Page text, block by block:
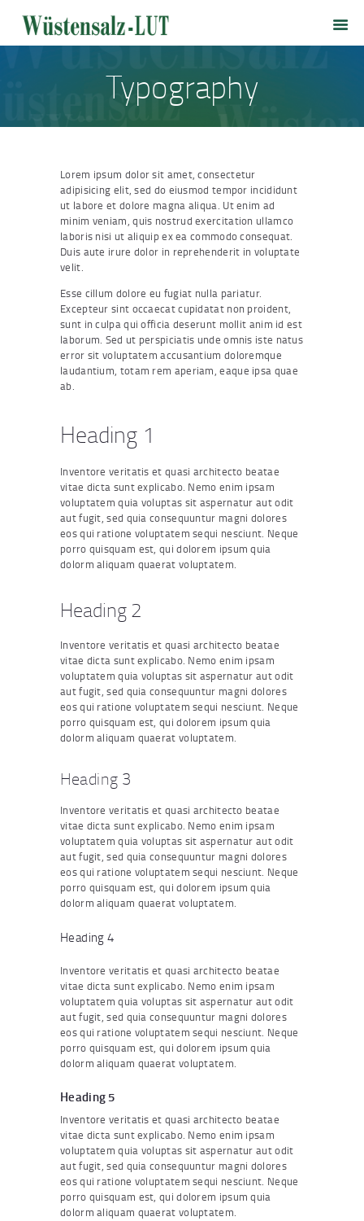
Typography
HOME
WÜSTENSALZ-LUT
PRODUKTE
PREISLISTE
KONTAKT
Lorem ipsum dolor sit amet, consectetur
adipisicing elit, sed do eiusmod tempor incididunt
ut labore et dolore magna aliqua. Ut enim ad
minim veniam, quis nostrud exercitation ullamco
laboris nisi ut aliquip ex ea commodo consequat.
Duis aute irure dolor in reprehenderit in voluptate
velit.
Esse cillum dolore eu fugiat nulla pariatur.
Excepteur sint occaecat cupidatat non proident,
sunt in culpa qui officia deserunt mollit anim id est
laborum. Sed ut perspiciatis unde omnis iste natus
error sit voluptatem accusantium doloremque
laudantium, totam rem aperiam, eaque ipsa quae
ab.
Heading 1
Inventore veritatis et quasi architecto beatae
vitae dicta sunt explicabo. Nemo enim ipsam
voluptatem quia voluptas sit aspernatur aut odit
aut fugit, sed quia consequuntur magni dolores
eos qui ratione voluptatem sequi nesciunt. Neque
porro quisquam est, qui dolorem ipsum quia
dolorm aliquam quaerat voluptatem.
Heading 2
Inventore veritatis et quasi architecto beatae
vitae dicta sunt explicabo. Nemo enim ipsam
voluptatem quia voluptas sit aspernatur aut odit
aut fugit, sed quia consequuntur magni dolores
eos qui ratione voluptatem sequi nesciunt. Neque
porro quisquam est, qui dolorem ipsum quia
dolorm aliquam quaerat voluptatem.
Heading 3
Inventore veritatis et quasi architecto beatae
vitae dicta sunt explicabo. Nemo enim ipsam
voluptatem quia voluptas sit aspernatur aut odit
aut fugit, sed quia consequuntur magni dolores
eos qui ratione voluptatem sequi nesciunt. Neque
porro quisquam est, qui dolorem ipsum quia
dolorm aliquam quaerat voluptatem.
Heading 4
Inventore veritatis et quasi architecto beatae
vitae dicta sunt explicabo. Nemo enim ipsam
voluptatem quia voluptas sit aspernatur aut odit
aut fugit, sed quia consequuntur magni dolores
eos qui ratione voluptatem sequi nesciunt. Neque
porro quisquam est, qui dolorem ipsum quia
dolorm aliquam quaerat voluptatem.
Heading 5
Inventore veritatis et quasi architecto beatae
vitae dicta sunt explicabo. Nemo enim ipsam
voluptatem quia voluptas sit aspernatur aut odit
aut fugit, sed quia consequuntur magni dolores
eos qui ratione voluptatem sequi nesciunt. Neque
porro quisquam est, qui dolorem ipsum quia
dolorm aliquam quaerat voluptatem.